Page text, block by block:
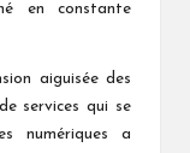
en constante
aiguisée des
services qui se
numériques a